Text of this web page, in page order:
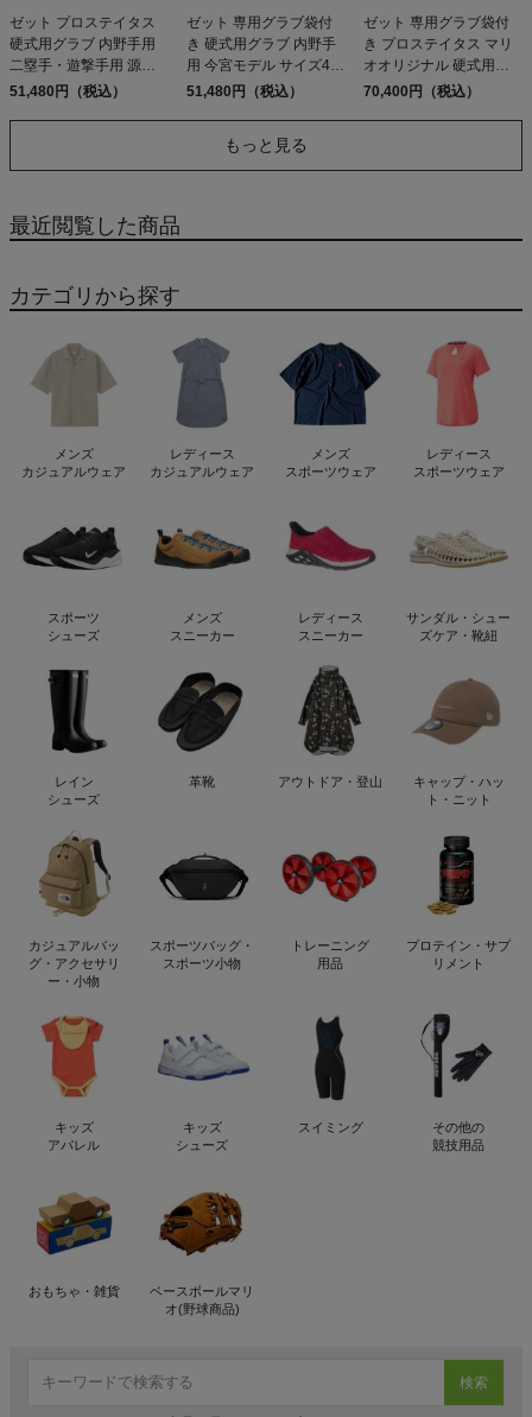
ゼット プロステイタス
硬式用グラブ 内野手用
二塁手・遊撃手用 源田
タイプ 一般 小指2本入れ
ルマリオ ZETT
51,480円（税込）
ゼット 専用グラブ袋付
き 硬式用グラブ 内野手
用 今宮モデル サイズ4
一般 プロステイタス 小
大学 社会人 今宮健太 ベ
ースボールマリオ ZETT
51,480円（税込）
ゼット 専用グラブ袋付
き プロステイタス マリ
オオリジナル 硬式用グ
ラブ 投手仕様 296型 今
70,400円（税込）
もっと見る
最近閲覧した商品
カテゴリから探す
メンズ
カジュアルウェア
レディース
カジュアルウェア
メンズ
スポーツウェア
レディース
スポーツウェア
スポーツ
シューズ
メンズ
スニーカー
レディース
スニーカー
サンダル・シュー
ズケア・靴紐
レイン
シューズ
革靴 アウトドア・登山
キャップ・ハッ
ト・ニット
カジュアルバッ
グ・アクセサリ
ー・小物
スポーツバッグ・
スポーツ小物
トレーニング
用品
プロテイン・サプ
リメント
キッズ
アパレル
キッズ
シューズ
スイミング
その他の
競技用品
おもちゃ・雑貨
ベースボールマリ
オ(野球商品)
検索